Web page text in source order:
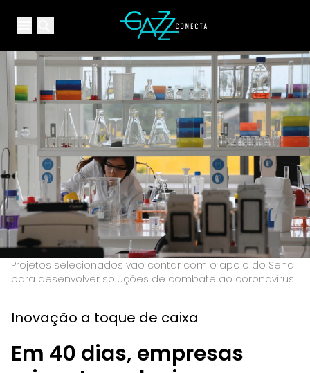
Open main menuYour Company
Projetos selecionados vão contar com o apoio do Senai
para desenvolver soluções de combate ao coronavírus.
Inovação a toque de caixa
Em 40 dias, empresas